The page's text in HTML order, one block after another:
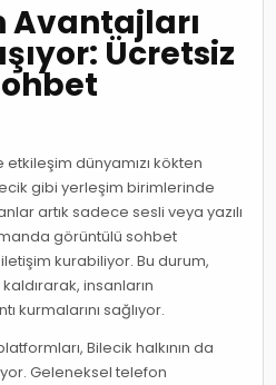
Avantajları
Ücretsiz
dünyamızı kökten
gibi yerleşim birimlerinde
artık sadece sesli veya yazılı
görüntülü sohbet
kurabiliyor. Bu durum,
insanların
kurmalarını sağlıyor.
Bilecik halkının da
Geleneksel telefon